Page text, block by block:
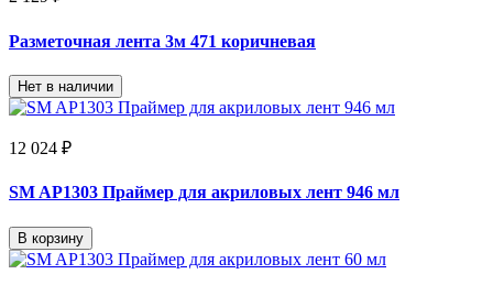
Разметочная лента 3м 471 коричневая
Нет в наличии
12 024 ₽
SM AP1303 Праймер для акриловых лент 946 мл
В корзину